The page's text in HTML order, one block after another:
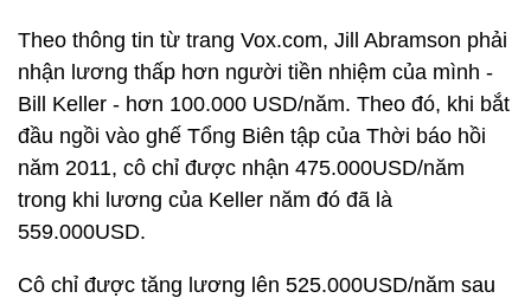
Theo thông tin từ trang Vox.com, Jill Abramson phải
nhận lương thấp hơn người tiền nhiệm của mình -
Bill Keller - hơn 100.000 USD/năm. Theo đó, khi bắt
đầu ngồi vào ghế Tổng Biên tập của Thời báo hồi
năm 2011, cô chỉ được nhận 475.000USD/năm
trong khi lương của Keller năm đó đã là
559.000USD.
Cô chỉ được tăng lương lên 525.000USD/năm sau